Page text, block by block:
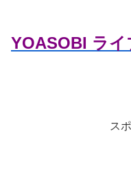
YOASOBI ラ
ス